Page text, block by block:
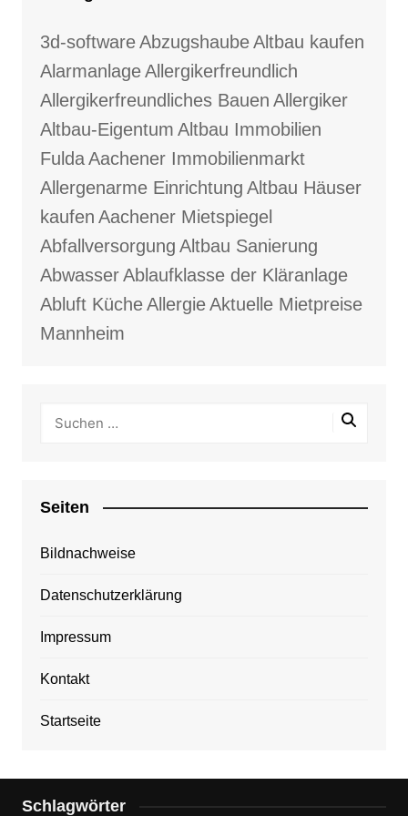
3d-softwareAbzugshaubeAltbau kaufen
AlarmanlageAllergikerfreundlich
Allergikerfreundliches Bauen Allergiker
Altbau-Eigentum Altbau Immobilien
FuldaAachener Immobilienmarkt
Allergenarme Einrichtung Altbau Häuser
kaufen Aachener Mietspiegel
Abfallversorgung Altbau Sanierung
AbwasserAblaufklasse der Kläranlage
Abluft KücheAllergieAktuelle Mietpreise
Mannheim
Seiten
Bildnachweise
Datenschutzerklärung
Impressum
Kontakt
Startseite
Schlagwörter